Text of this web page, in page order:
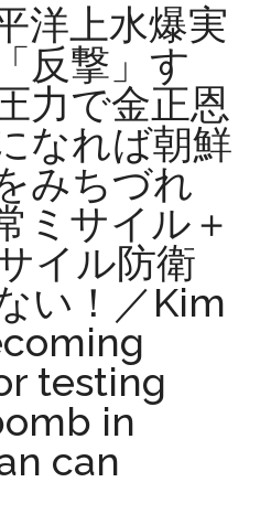
洋上水爆実
反撃」す
力で金正恩
なれば朝鮮
みちづれ
ミサイル＋
イル防衛
い！／Kim
testing
in
can